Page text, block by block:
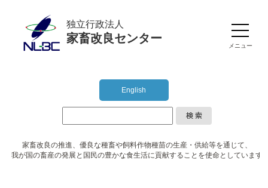
独立行政法人
家畜改良センター
メニュー
English
家畜改良の推進、優良な種畜や飼料作物種苗の生産・供給等を通じて、
我が国の畜産の発展と国民の豊かな食生活に貢献することを使命としています